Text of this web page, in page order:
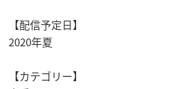
【配信予定日】
2020年夏
【カテゴリー】